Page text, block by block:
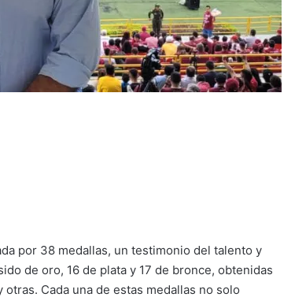
por 38 medallas, un testimonio del talento y
de oro, 16 de plata y 17 de bronce, obtenidas
Cada una de estas medallas no solo